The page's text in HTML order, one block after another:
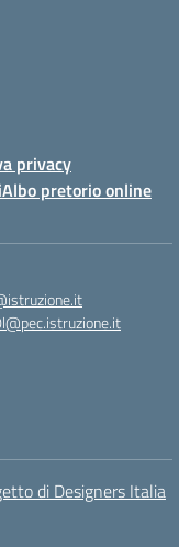
privacy
Albo pretorio online
di Designers Italia